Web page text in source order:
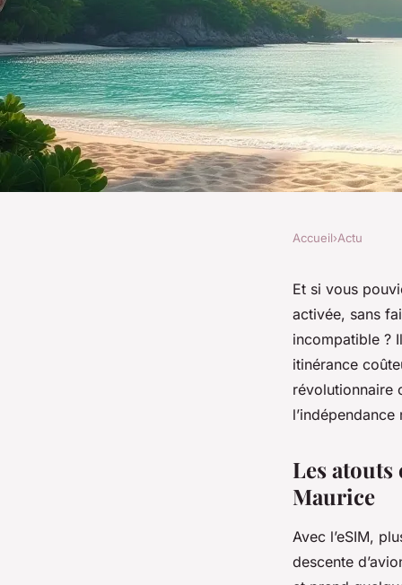
Choisir l'eSIM
options et conseils
9 min de lecture
Accueil›Actu
Et si vous
activée, sans
incompatible ?
itinérance
révolutionnaire
Les atouts
Maurice
Avec l’eSIM,
descente